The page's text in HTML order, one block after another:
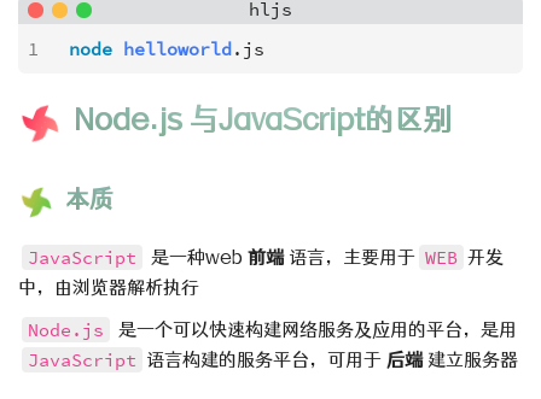
hljs
1
node helloworld.js
Node.js 与JavaScript的区别
本质
JavaScript 是一种web 前端 语言，主要用于 WEB 开发
中，由浏览器解析执行
Node.js
是一个可以快速构建网络服务及应用的平台，是用
JavaScript 语言构建的服务平台，可用于 后端 建立服务器